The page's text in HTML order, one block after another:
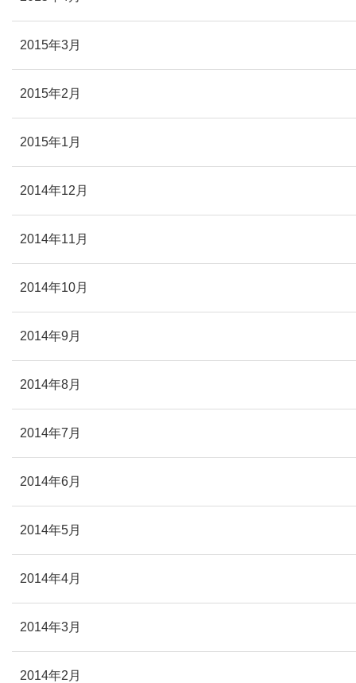
2015年3月
2015年2月
2015年1月
2014年12月
2014年11月
2014年10月
2014年9月
2014年8月
2014年7月
2014年6月
2014年5月
2014年4月
2014年3月
2014年2月